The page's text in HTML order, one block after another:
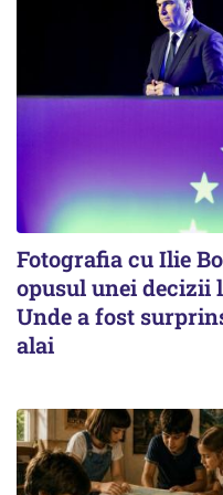
Fotografia cu Ilie
opusul unei decizii
Unde a fost
alai